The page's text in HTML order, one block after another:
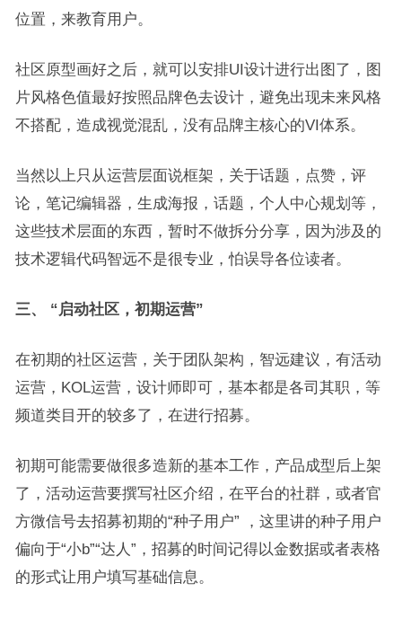
位置，来教育用户。
社区原型画好之后，就可以安排UI设计进行出图了，图
片风格色值最好按照品牌色去设计，避免出现未来风格
不搭配，造成视觉混乱，没有品牌主核心的VI体系。
当然以上只从运营层面说框架，关于话题，点赞，评
论，笔记编辑器，生成海报，话题，个人中心规划等，
这些技术层面的东西，暂时不做拆分分享，因为涉及的
技术逻辑代码智远不是很专业，怕误导各位读者。
三、 “启动社区，初期运营”
在初期的社区运营，关于团队架构，智远建议，有活动
运营，KOL运营，设计师即可，基本都是各司其职，等
频道类目开的较多了，在进行招募。
初期可能需要做很多造新的基本工作，产品成型后上架
了，活动运营要撰写社区介绍，在平台的社群，或者官
方微信号去招募初期的“种子用户” ，这里讲的种子用户
偏向于“小b”“达人”，招募的时间记得以金数据或者表格
的形式让用户填写基础信息。